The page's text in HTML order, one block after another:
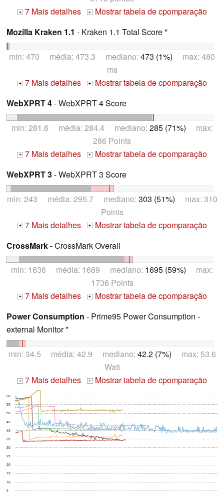
+ 7 Mais detalhes + Mostrar tabela de cpomparação
Mozilla Kraken 1.1 - Kraken 1.1 Total Score *
min: 470 média: 473.3 mediano: 473 (1%) max: 480
ms
+ 7 Mais detalhes + Mostrar tabela de cpomparação
WebXPRT 4- WebXPRT 4 Score
min: 281.6 média: 284.4 mediano: 285 (71%) max:
286 Points
+ 7 Mais detalhes + Mostrar tabela de cpomparação
WebXPRT 3- WebXPRT 3 Score
min: 243 média: 295.7 mediano: 303 (51%) max: 310
Points
+ 7 Mais detalhes + Mostrar tabela de cpomparação
CrossMark- CrossMark Overall
min: 1636 média: 1689 mediano: 1695 (59%) max:
1736 Points
+ 7 Mais detalhes + Mostrar tabela de cpomparação
Power Consumption - Prime95 Power Consumption -
external Monitor *
min: 34.5 média: 42.9 mediano: 42.2 (7%) max: 53.6
Watt
+ 7 Mais detalhes + Mostrar tabela de cpomparação
5
10
15
20
25
30
35
40
45
50
55
60